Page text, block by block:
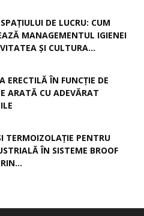
DE LUCRU: CUM
MANAGEMENTUL IGIENEI
ȘI CULTURA...
ERECTILĂ ÎN FUNCȚIE DE
ARATĂ CU ADEVĂRAT
TERMOIZOLAȚIE PENTRU
ÎN SISTEME BROOF